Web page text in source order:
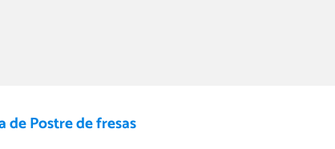
de Postre de fresas